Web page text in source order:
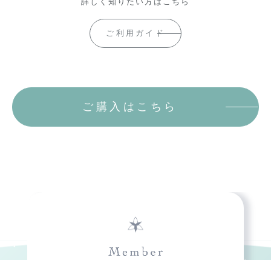
ご利用ガイド
ご購入はこちら